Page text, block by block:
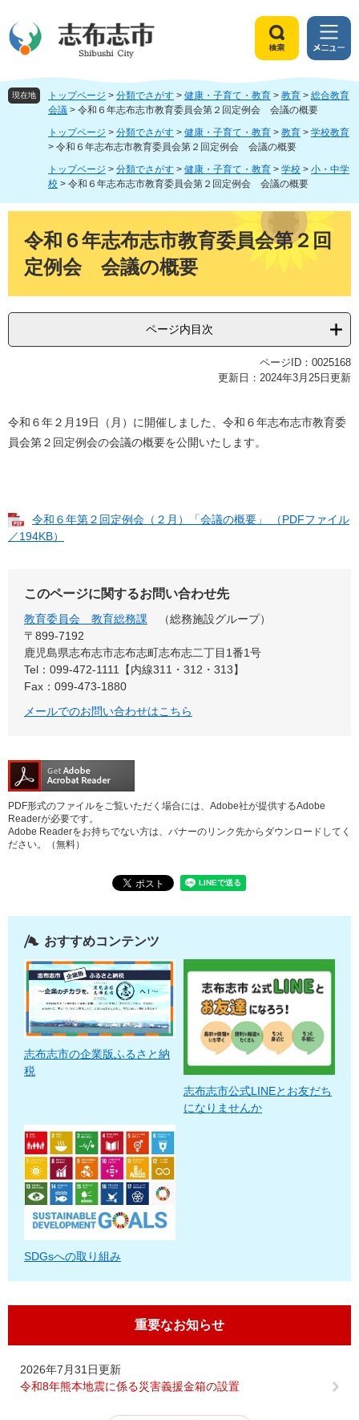
ジ
頭
ュ
飛
索
メ
ニ
ュ
ー
現在地 トップページ > 分類でさがす > 健康・子育て・教育 > 教育 > 総合教育
会議 > 令和６年志布志市教育委員会第２回定例会 会議の概要
トップページ > 分類でさがす > 健康・子育て・教育 > 教育 > 学校教育
> 令和６年志布志市教育委員会第２回定例会 会議の概要
トップページ > 分類でさがす > 健康・子育て・教育 > 学校 > 小・中学
校 > 令和６年志布志市教育委員会第２回定例会 会議の概要
令和６年志布志市教育委員会第２回
定例会 会議の概要
ページ内目次
ページID：0025168
更新日：2024年3月25日更新
令和６年２月19日（月）に開催しました、令和６年志布志市教育委
員会第２回定例会の会議の概要を公開いたします。
令和６年第２回定例会（２月）「会議の概要」 （PDFファイル
／194KB）
このページに関するお問い合わせ先
教育委員会 教育総務課
総務施設グループ
〒899-7192
鹿児島県志布志市志布志町志布志二丁目1番1号
Tel：099-472-1111【内線311・312・313】
Fax：099-473-1880
メールでのお問い合わせはこちら
PDF形式のファイルをご覧いただく場合には、Adobe社が提供するAdobe
Readerが必要です。
Adobe Readerをお持ちでない方は、バナーのリンク先からダウンロードしてく
ださい。（無料）
おすすめコンテンツ
志布志市の企業版ふるさと納
税
志布志市公式LINEとお友だち
になりませんか
SDGsへの取り組み
重要なお知らせ
2026年7月31日更新
令和8年熊本地震に係る災害義援金箱の設置